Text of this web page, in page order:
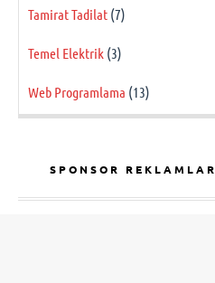
Tamirat Tadilat (7)
Temel Elektrik (3)
Web Programlama (13)
SPONSOR REKLAMLAR